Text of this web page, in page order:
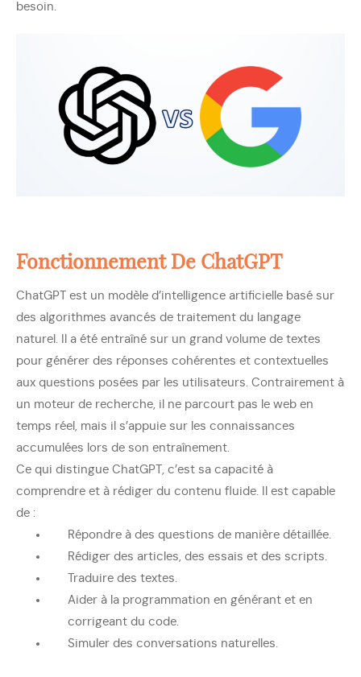
besoin.
Fonctionnement De ChatGPT
ChatGPT est un modèle d’intelligence artificielle basé sur
des algorithmes avancés de traitement du langage
naturel. Il a été entraîné sur un grand volume de textes
pour générer des réponses cohérentes et contextuelles
aux questions posées par les utilisateurs. Contrairement à
un moteur de recherche, il ne parcourt pas le web en
temps réel, mais il s’appuie sur les connaissances
accumulées lors de son entraînement.
Ce qui distingue ChatGPT, c’est sa capacité à
comprendre et à rédiger du contenu fluide. Il est capable
de :
Répondre à des questions de manière détaillée.
Rédiger des articles, des essais et des scripts.
Traduire des textes.
Aider à la programmation en générant et en
corrigeant du code.
Simuler des conversations naturelles.